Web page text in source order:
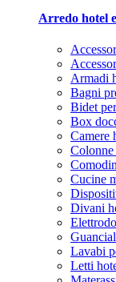
Arredo hotel
Armadi
Bagni
Bidet
Box
Camere
Colonne
Cucine
Divani
Lavabi
Letti